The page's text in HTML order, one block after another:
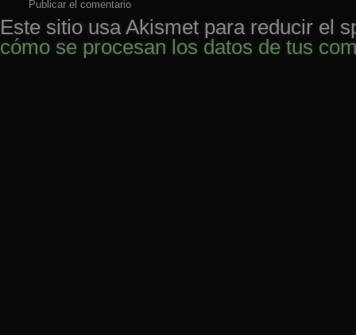
Este sitio usa Akismet para reducir el
cómo se procesan los datos de tus